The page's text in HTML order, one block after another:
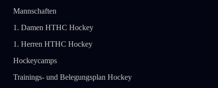
Mannschaften
1. Damen HTHC Hockey
1. Herren HTHC Hockey
Hockeycamps
Trainings- und Belegungsplan Hockey